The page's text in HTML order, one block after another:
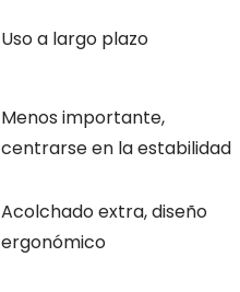
Uso a largo plazo
Menos importante,
centrarse en la estabilidad
Acolchado extra, diseño
ergonómico